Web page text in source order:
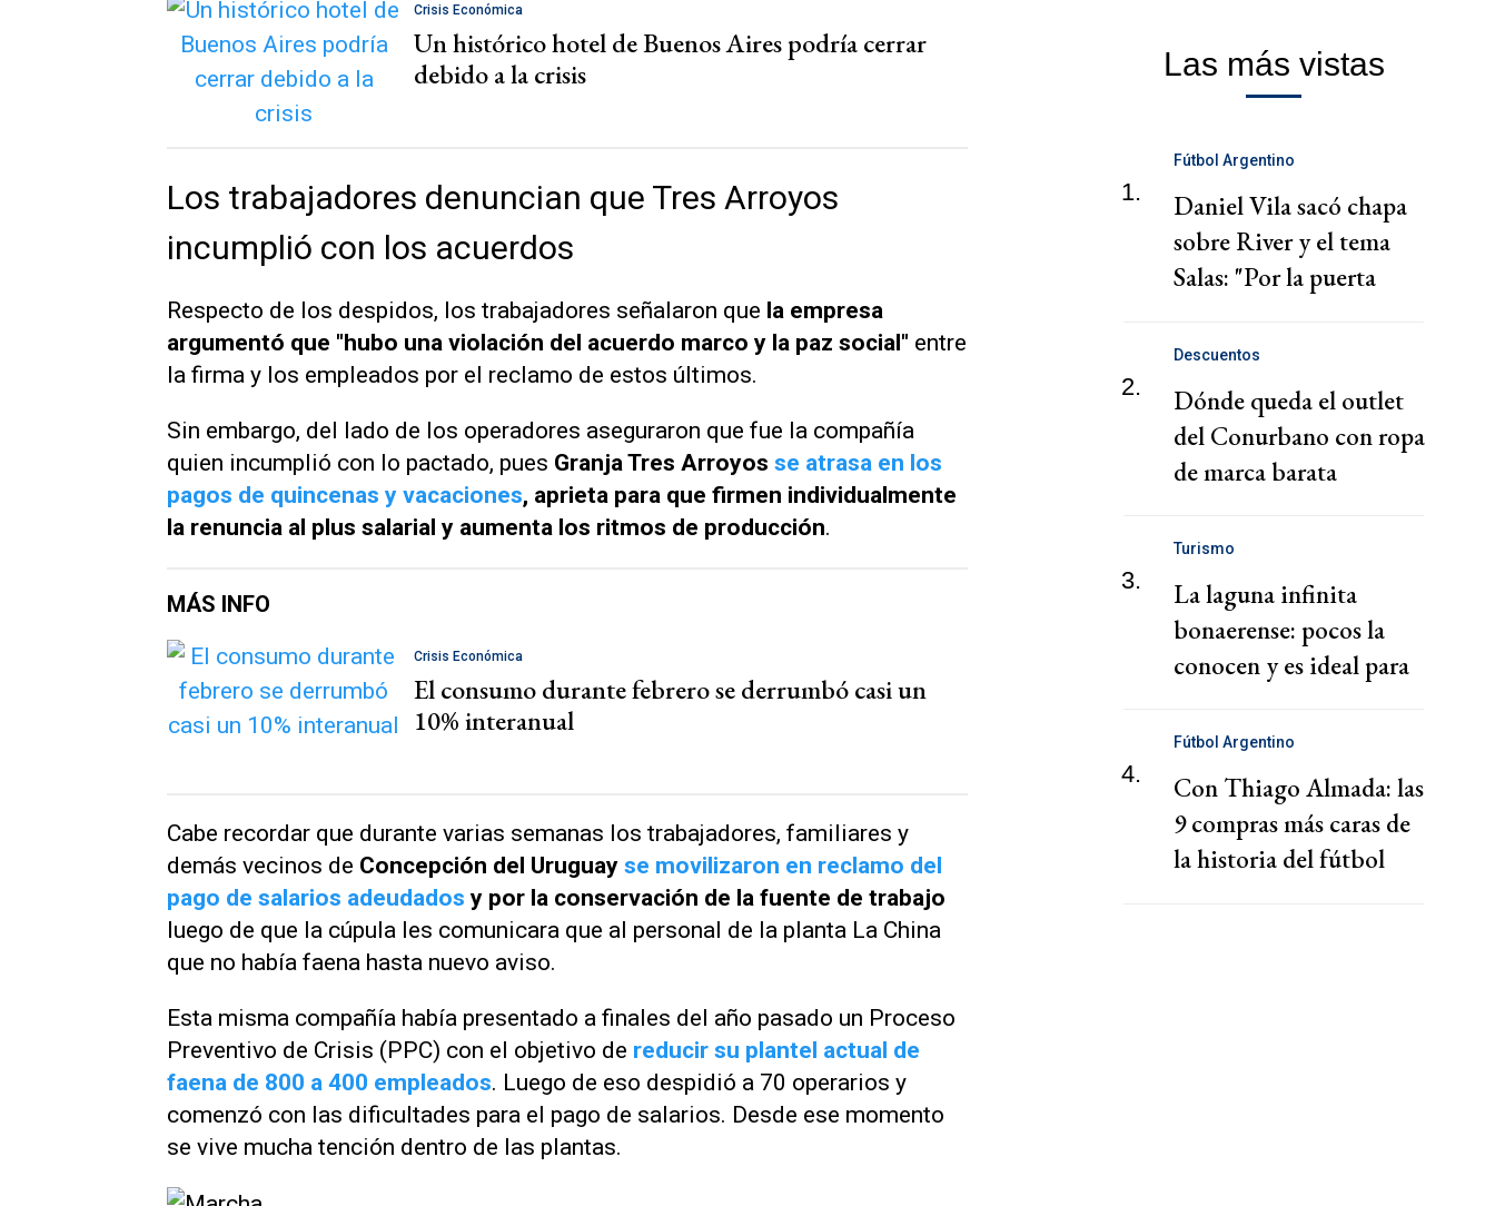
Crisis Económica
Un histórico hotel de Buenos Aires podría cerrar
debido a la crisis
Los trabajadores denuncian que Tres Arroyos
incumplió con los acuerdos
Respecto de los despidos, los trabajadores señalaron que la empresa
argumentó que "hubo una violación del acuerdo marco y la paz social" entre
la firma y los empleados por el reclamo de estos últimos.
Sin embargo, del lado de los operadores aseguraron que fue la compañía
quien incumplió con lo pactado, pues Granja Tres Arroyos se atrasa en los
pagos de quincenas y vacaciones, aprieta para que firmen individualmente
la renuncia al plus salarial y aumenta los ritmos de producción.
MÁS INFO
Crisis Económica
El consumo durante febrero se derrumbó casi un
10% interanual
Cabe recordar que durante varias semanas los trabajadores, familiares y
demás vecinos de Concepción del Uruguay se movilizaron en reclamo del
pago de salarios adeudados y por la conservación de la fuente de trabajo
luego de que la cúpula les comunicara que al personal de la planta La China
que no había faena hasta nuevo aviso.
Esta misma compañía había presentado a finales del año pasado un Proceso
Preventivo de Crisis (PPC) con el objetivo de reducir su plantel actual de
faena de 800 a 400 empleados. Luego de eso despidió a 70 operarios y
comenzó con las dificultades para el pago de salarios. Desde ese momento
se vive mucha tención dentro de las plantas.
Las más vistas
1.
Fútbol Argentino
Daniel Vila sacó chapa
sobre River y el tema
Salas: "Por la puerta
2.
Descuentos
Dónde queda el outlet
del Conurbano con ropa
de marca barata
3.
Turismo
La laguna infinita
bonaerense: pocos la
conocen y es ideal para
4.
Fútbol Argentino
Con Thiago Almada: las
9 compras más caras de
la historia del fútbol